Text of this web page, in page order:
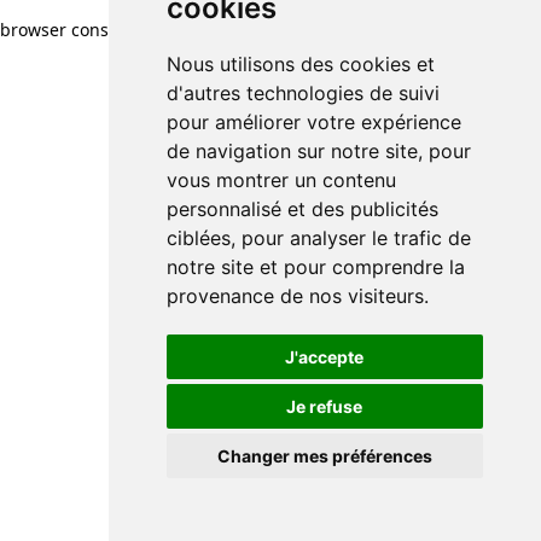
cookies
Nous utilisons des cookies et
d'autres technologies de suivi
pour améliorer votre expérience
de navigation sur notre site, pour
vous montrer un contenu
personnalisé et des publicités
ciblées, pour analyser le trafic de
notre site et pour comprendre la
provenance de nos visiteurs.
J'accepte
Je refuse
Changer mes préférences
browser console for more information)